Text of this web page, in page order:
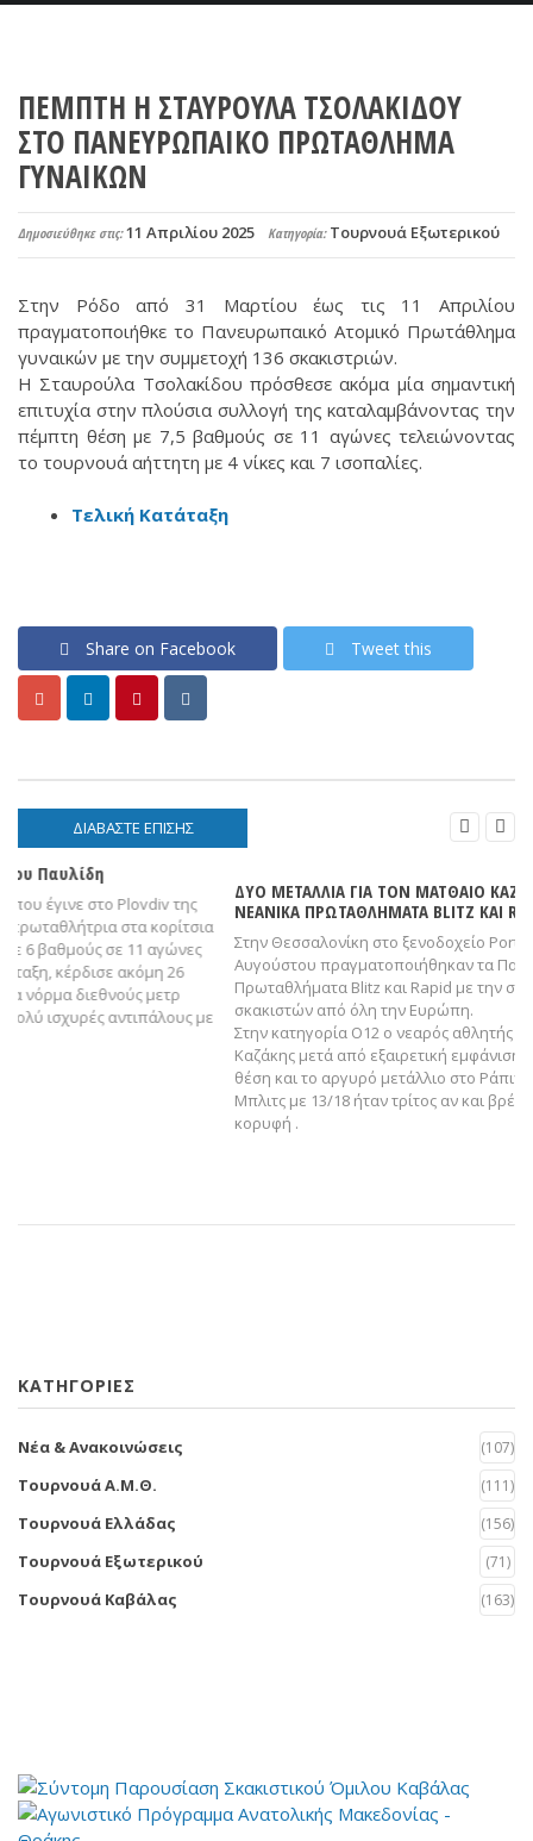
ΠΕΜΠΤΗ Η ΣΤΑΥΡΟΥΛΑ ΤΣΟΛΑΚΙΔΟΥ
ΣΤΟ ΠΑΝΕΥΡΩΠΑΙΚΟ ΠΡΩΤΑΘΛΗΜΑ
ΓΥΝΑΙΚΩΝ
Δημοσιεύθηκε στις:11 Απριλίου 2025 Κατηγορία: Τουρνουά Εξωτερικού
Στην Ρόδο από 31 Μαρτίου έως τις 11 Απριλίου
πραγματοποιήθκε το Πανευρωπαικό Ατομικό Πρωτάθλημα
γυναικών με την συμμετοχή 136 σκακιστριών.
Η Σταυρούλα Τσολακίδου πρόσθεσε ακόμα μία σημαντική
επιτυχία στην πλούσια συλλογή της καταλαμβάνοντας την
πέμπτη θέση με 7,5 βαθμούς σε 11 αγώνες τελειώνοντας
το τουρνουά αήττητη με 4 νίκες και 7 ισοπαλίες.
Τελική Κατάταξη
Share on Facebook Tweet this
ΔΙΑΒΆΣΤΕ ΕΠΊΣΗΣ
ΔΥΟ ΜΕΤΑΛΛΙΑ ΓΙΑ ΤΟΝ ΜΑΤΘΑΙΟ ΚΑΖΑΚΗ ΣΤΑ ΠΑΝΕΥΡΩΠΑΪΚΑ
ΝΕΑΝΙΚΑ ΠΡΩΤΑΘΛΗΜΑΤΑ BLITZ ΚΑΙ RAPID
Στην Θεσσαλονίκη στο ξενοδοχείο Porto Palace από 5 έως 7
Αυγούστου πραγματοποιήθηκαν τα Πανευρωπαικά Νεανικά
Πρωταθλήματα Blitz και Rapid με την συμμετοχή 450 νεαρών
σκακιστών από όλη την Ευρώπη.
Στην κατηγορία Ο12 ο νεαρός αθλητής του Σ.Ο.Καβάλας Ματθαίος
Καζάκης μετά από εξαιρετική εμφάνιση κατέκτησε την δεύτερη
θέση και το αργυρό μετάλλιο στο Ράπιντ με επίδοση 6,5/9 ενώ στο
Μπλιτς με 13/18 ήταν τρίτος αν και βρέθηκε μιά ανάσα από την
 
KΑΤΗΓΟΡΊΕΣ
Νέα & Ανακοινώσεις (107)
Τουρνουά Α.Μ.Θ. (111)
Τουρνουά Ελλάδας (156)
Τουρνουά Εξωτερικού (71)
Τουρνουά Καβάλας (163)